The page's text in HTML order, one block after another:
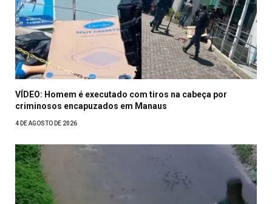
VÍDEO: Homem é executado com tiros na cabeça por
criminosos encapuzados em Manaus
4 DE AGOSTO DE 2026